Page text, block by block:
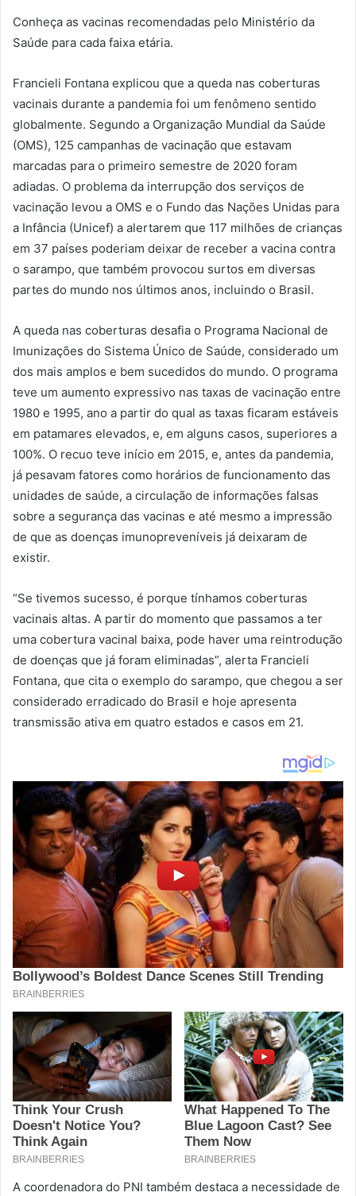
Conheça as vacinas recomendadas pelo Ministério da
Saúde para cada faixa etária.
Francieli Fontana explicou que a queda nas coberturas
vacinais durante a pandemia foi um fenômeno sentido
globalmente. Segundo a Organização Mundial da Saúde
(OMS), 125 campanhas de vacinação que estavam
marcadas para o primeiro semestre de 2020 foram
adiadas. O problema da interrupção dos serviços de
vacinação levou a OMS e o Fundo das Nações Unidas para
a Infância (Unicef) a alertarem que 117 milhões de crianças
em 37 países poderiam deixar de receber a vacina contra
o sarampo, que também provocou surtos em diversas
partes do mundo nos últimos anos, incluindo o Brasil.
A queda nas coberturas desafia o Programa Nacional de
Imunizações do Sistema Único de Saúde, considerado um
dos mais amplos e bem sucedidos do mundo. O programa
teve um aumento expressivo nas taxas de vacinação entre
1980 e 1995, ano a partir do qual as taxas ficaram estáveis
em patamares elevados, e, em alguns casos, superiores a
100%. O recuo teve início em 2015, e, antes da pandemia,
já pesavam fatores como horários de funcionamento das
unidades de saúde, a circulação de informações falsas
sobre a segurança das vacinas e até mesmo a impressão
de que as doenças imunopreveníveis já deixaram de
existir.
“Se tivemos sucesso, é porque tínhamos coberturas
vacinais altas. A partir do momento que passamos a ter
uma cobertura vacinal baixa, pode haver uma reintrodução
de doenças que já foram eliminadas”, alerta Francieli
Fontana, que cita o exemplo do sarampo, que chegou a ser
considerado erradicado do Brasil e hoje apresenta
transmissão ativa em quatro estados e casos em 21.
A coordenadora do PNI também destaca a necessidade de